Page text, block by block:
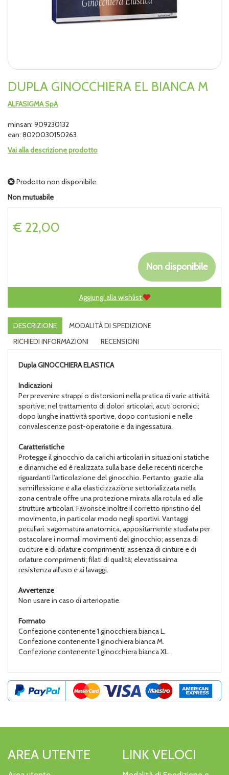
DUPLA GINOCCHIERA EL BIANCA M
ALFASIGMA SpA
minsan: 909230132
ean: 8020030150263
Vai alla descrizione prodotto
Prodotto non disponibile
Non mutuabile
Prezzo
€ 22,00
Non disponibile
Aggiungi alla wishlist
DESCRIZIONE
MODALITÀ DI SPEDIZIONE
RICHIEDI INFORMAZIONI
RECENSIONI
DuplaGINOCCHIERA ELASTICA
Indicazioni
Per prevenire strappi o distorsioni nella pratica di varie attività
sportive; nel trattamento di dolori articolari, acuti ocronici;
dopo lunghe inattività sportive, dopo contusioni e nelle
convalescenze post-operatorie e da ingessatura.
Caratteristiche
Protegge il ginocchio da carichi articolari in situazioni statiche
e dinamiche ed è realizzata sulla base delle recenti ricerche
riguardanti l'articolazione del ginocchio. Pertanto, grazie alla
semiflessione e alla elasticizzazione settorializzata nella
zona centrale offre una protezione mirata alla rotula ed alle
strutture articolari. Favorisce inoltre il corretto ripristino del
movimento, in particolar modo negli sportivi. Vantaggi
peculiari: sagomatura anatomica, appositamente studiata per
ostacolare i normali movimenti del ginocchio; assenza di
cuciture e di orlature comprimenti; assenza di cinture e di
orlature comprimenti; filati di qualità; elevatissaima
resistenza all'uso e ai lavaggi.
Avvertenze
Non usare in caso di arteriopatie.
Formato
Confezione contenente 1 ginocchiera bianca L.
Confezione contenente 1 ginochiera bianca M.
Confezione contenente 1 ginocchiera bianca XL.
AREA UTENTE LINK VELOCI